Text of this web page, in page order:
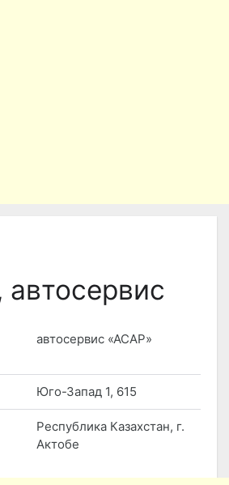
автосервис «АСАР»
Юго-Запад 1, 615
Республика Казахстан, г.
Актобе